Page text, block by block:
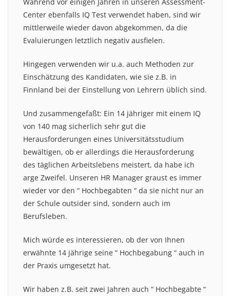
Center ebenfalls IQ Test verwendet haben, sind wir
mittlerweile wieder davon abgekommen, da die
Evaluierungen letztlich negativ ausfielen.
Hingegen verwenden wir u.a. auch Methoden zur
Einschätzung des Kandidaten, wie sie z.B. in
Finnland bei der Einstellung von Lehrern üblich sind.
Und zusammengefaßt: Ein 14 jähriger mit einem IQ
von 140 mag sicherlich sehr gut die
Herausforderungen eines Universitätsstudium
bewältigen, ob er allerdings die Herausforderung
des täglichen Arbeitslebens meistert, da habe ich
arge Zweifel. Unseren HR Manager graust es immer
wieder vor den “ Hochbegabten “ da sie nicht nur an
der Schule outsider sind, sondern auch im
Berufsleben.
Mich würde es interessieren, ob der von Ihnen
erwähnte 14 jährige seine “ Hochbegabung “ auch in
der Praxis umgesetzt hat.
Wir haben z.B. seit zwei Jahren auch “ Hochbegabte “